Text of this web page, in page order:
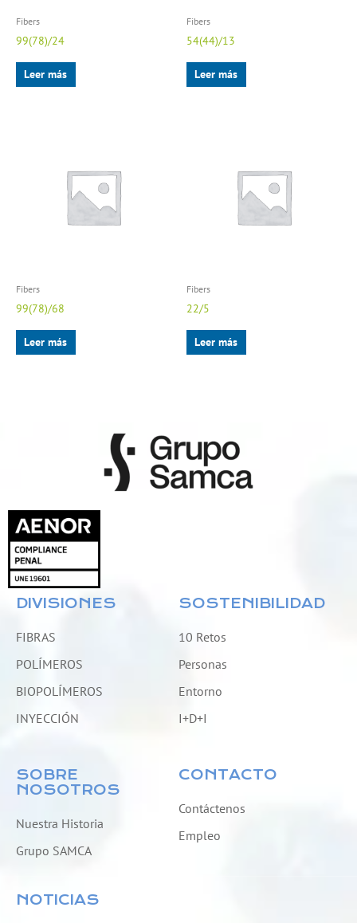
Fibers
99(78)/24
Leer más
Fibers
54(44)/13
Leer más
Fibers
99(78)/68
Leer más
Fibers
22/5
Leer más
DIVISIONES
FIBRAS
POLÍMEROS
BIOPOLÍMEROS
INYECCIÓN
SOBRE
NOSOTROS
Nuestra Historia
Grupo SAMCA
SOSTENIBILIDAD
10 Retos
Personas
Entorno
I+D+I
CONTACTO
Contáctenos
Empleo
NOTICIAS